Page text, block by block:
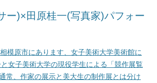
ー)×田原桂一(写真家)パフォー
模原市にあります、女子美術大学美術館に
女子美術大学の現役学生による「競作展覧
常、作家の展示と美大生の制作展とは分け